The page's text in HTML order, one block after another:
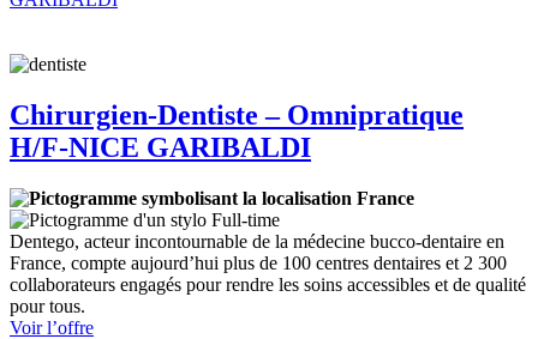
Chirurgien-Dentiste – Omnipratique
H/F-NICE GARIBALDI
France
Full-time
Dentego, acteur incontournable de la médecine bucco-dentaire en
France, compte aujourd’hui plus de 100 centres dentaires et 2 300
collaborateurs engagés pour rendre les soins accessibles et de qualité
pour tous.
Voir l’offre: